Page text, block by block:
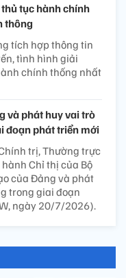
tục hành chính
thông
tích hợp thông tin
tình hình giải
chính thống nhất
và phát huy vai trò
đoạn phát triển mới
trị, Thường trực
Chỉ thị của Bộ
của Đảng và phát
trong giai đoạn
ngày 20/7/2026).